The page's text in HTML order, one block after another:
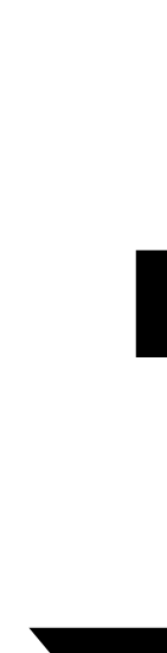
La conmoción
situación de
democracia a
Una encuesta
cuyos
árabes más,